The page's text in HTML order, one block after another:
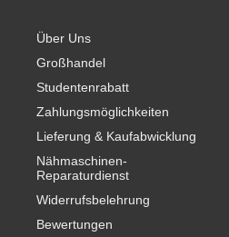
Über Uns
Großhandel
Studentenrabatt
Zahlungsmöglichkeiten
Lieferung & Kaufabwicklung
Nähmaschinen-
Reparaturdienst
Widerrufsbelehrung
Bewertungen